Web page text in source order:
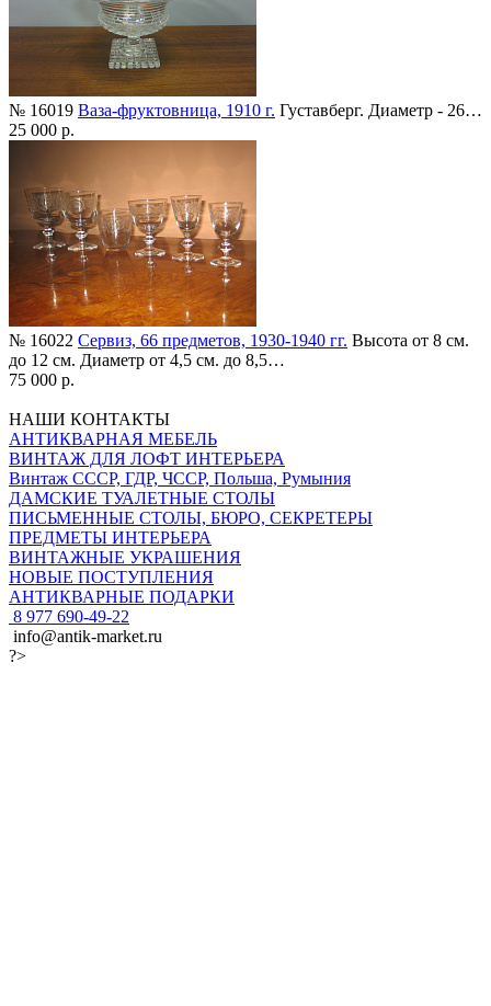
№ 16019 Ваза-фруктовница, 1910 г. Густавберг. Диаметр - 26…
25 000 р.
№ 16022 Сервиз, 66 предметов, 1930-1940 гг. Высота от 8 см.
до 12 см. Диаметр от 4,5 см. до 8,5…
75 000 р.
НАШИ КОНТАКТЫ
АНТИКВАРНАЯ МЕБЕЛЬ
ВИНТАЖ ДЛЯ ЛОФТ ИНТЕРЬЕРА
Винтаж СССР, ГДР, ЧССР, Польша, Румыния
ДАМСКИЕ ТУАЛЕТНЫЕ СТОЛЫ
ПИСЬМЕННЫЕ СТОЛЫ, БЮРО, СЕКРЕТЕРЫ
ПРЕДМЕТЫ ИНТЕРЬЕРА
ВИНТАЖНЫЕ УКРАШЕНИЯ
НОВЫЕ ПОСТУПЛЕНИЯ
АНТИКВАРНЫЕ ПОДАРКИ
8 977 690-49-22
info@antik-market.ru
?>